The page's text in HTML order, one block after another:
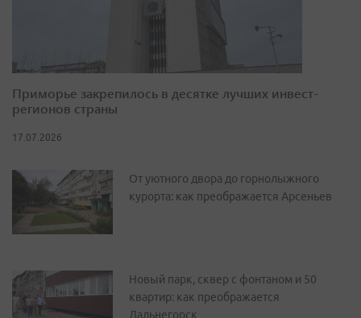
Приморье закрепилось в десятке лучших инвест-
регионов страны
17.07.2026
От уютного двора до горнолыжного
курорта: как преображается Арсеньев
Новый парк, сквер с фонтаном и 50
квартир: как преображается
Дальнегорск